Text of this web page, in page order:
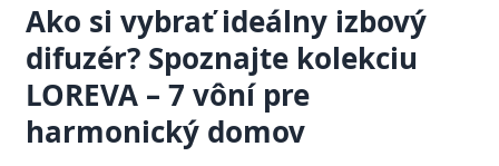
Ako si vybrať ideálny izbový
difuzér? Spoznajte kolekciu
LOREVA – 7 vôní pre
harmonický domov